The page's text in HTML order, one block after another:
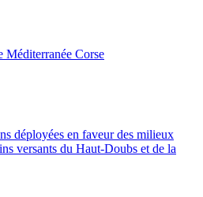
Méditerranée Corse
déployées en faveur des milieux
versants du Haut-Doubs et de la